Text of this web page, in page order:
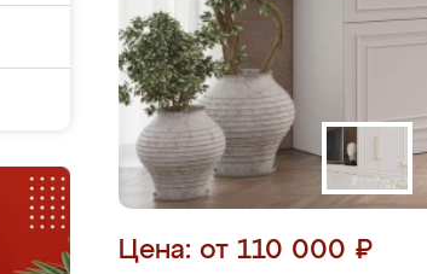
Цена: от 110 000 ₽